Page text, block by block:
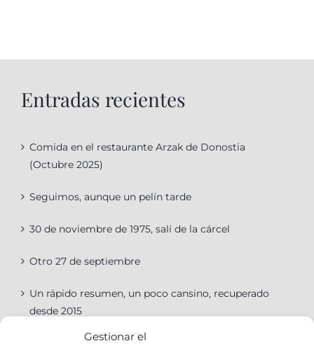
Gestionar el
Entradas recientes
Comida en el restaurante Arzak de Donostia
(Octubre 2025)
Seguimos, aunque un pelín tarde
30 de noviembre de 1975, salí de la cárcel
Otro 27 de septiembre
Un rápido resumen, un poco cansino, recuperado
desde 2015